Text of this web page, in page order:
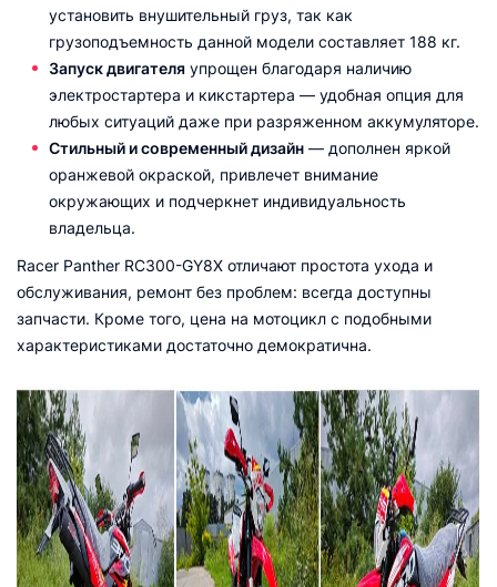
установить внушительный груз, так как
грузоподъемность данной модели составляет 188 кг.
Запуск двигателя упрощен благодаря наличию
электростартера и кикстартера — удобная опция для
любых ситуаций даже при разряженном аккумуляторе.
Стильный и современный дизайн — дополнен яркой
оранжевой окраской, привлечет внимание
окружающих и подчеркнет индивидуальность
владельца.
Racer Panther RC300-GY8X отличают простота ухода и
обслуживания, ремонт без проблем: всегда доступны
запчасти. Кроме того, цена на мотоцикл с подобными
характеристиками достаточно демократична.